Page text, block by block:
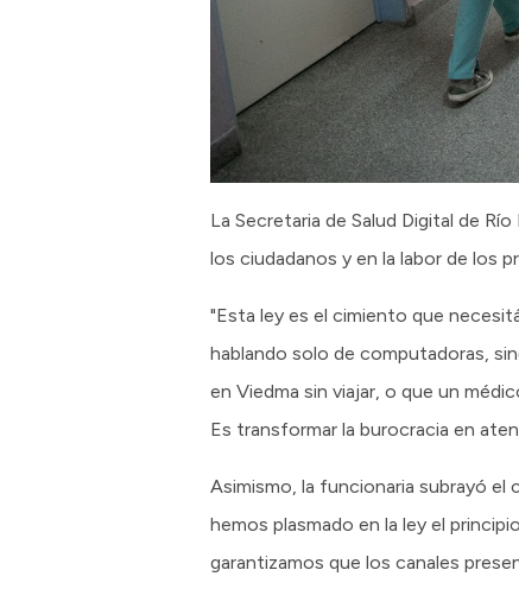
La Secretaria de Salud Digital de
los ciudadanos y en la labor de los
"Esta ley es el cimiento que
hablando solo de computadoras,
en Viedma sin viajar, o que un
Es transformar la burocracia en
Asimismo, la funcionaria subrayó el
hemos plasmado en la ley el
garantizamos que los canales